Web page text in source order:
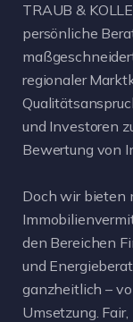
TRAUB &
persönliche
regionaler
und Investoren
Bewertung von
Doch wir bieten
den Bereichen
und
ganzheitlich –
Umsetzung.